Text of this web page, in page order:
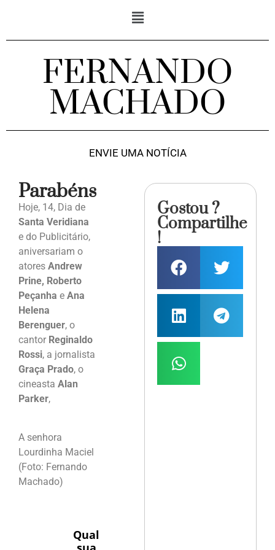
FERNANDO
MACHADO
ENVIE UMA NOTÍCIA
Parabéns
Hoje, 14, Dia de
Santa Veridiana
e do Publicitário,
aniversariam o
atores Andrew
Prine, Roberto
Peçanha e Ana
Helena
Berenguer, o
cantor Reginaldo
Rossi, a jornalista
Graça Prado, o
cineasta Alan
Parker,
A senhora
Lourdinha Maciel
(Foto: Fernando
Machado)
Qual
Gostou ?
Compartilhe
!